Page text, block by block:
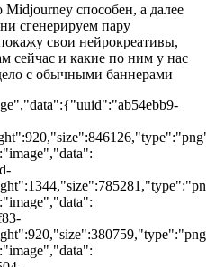
Midjourney способен, а далее
сгенерируем пару
свои нейрокреативы,
сейчас и какие по ним у нас
с обычными баннерами